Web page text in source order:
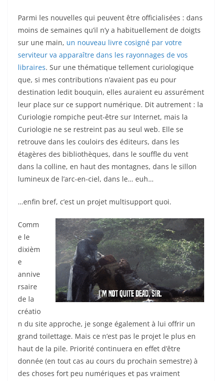
Parmi les nouvelles qui peuvent être officialisées : dans
moins de semaines qu’il n’y a habituellement de doigts
sur une main, un nouveau livre cosigné par votre
serviteur va apparaître dans les rayonnages de vos
libraires. Sur une thématique tellement curiologique
que, si mes contributions n’avaient pas eu pour
destination ledit bouquin, elles auraient eu assurément
leur place sur ce support numérique. Dit autrement : la
Curiologie rompiche peut-être sur Internet, mais la
Curiologie ne se restreint pas au seul web. Elle se
retrouve dans les couloirs des éditeurs, dans les
étagères des bibliothèques, dans le souffle du vent
dans la colline, en haut des montagnes, dans le sillon
lumineux de l’arc-en-ciel, dans le… euh…
…enfin bref, c’est un projet multisupport quoi.
Comm
e le
dixièm
e
annive
rsaire
de la
créatio
n du site approche, je songe également à lui offrir un
grand toilettage. Mais ce n’est pas le projet le plus en
haut de la pile. Priorité continuera en effet d’être
donnée (en tout cas au cours du prochain semestre) à
des choses fort peu numériques et pas vraiment